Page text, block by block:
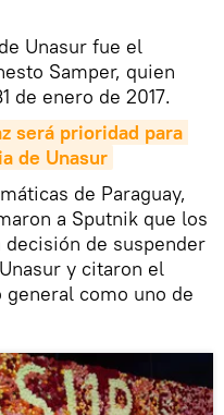
Unasur fue el
Samper, quien
de enero de 2017.
será prioridad para
de Unasur
de Paraguay,
a Sputnik que los
de suspender
y citaron el
como uno de